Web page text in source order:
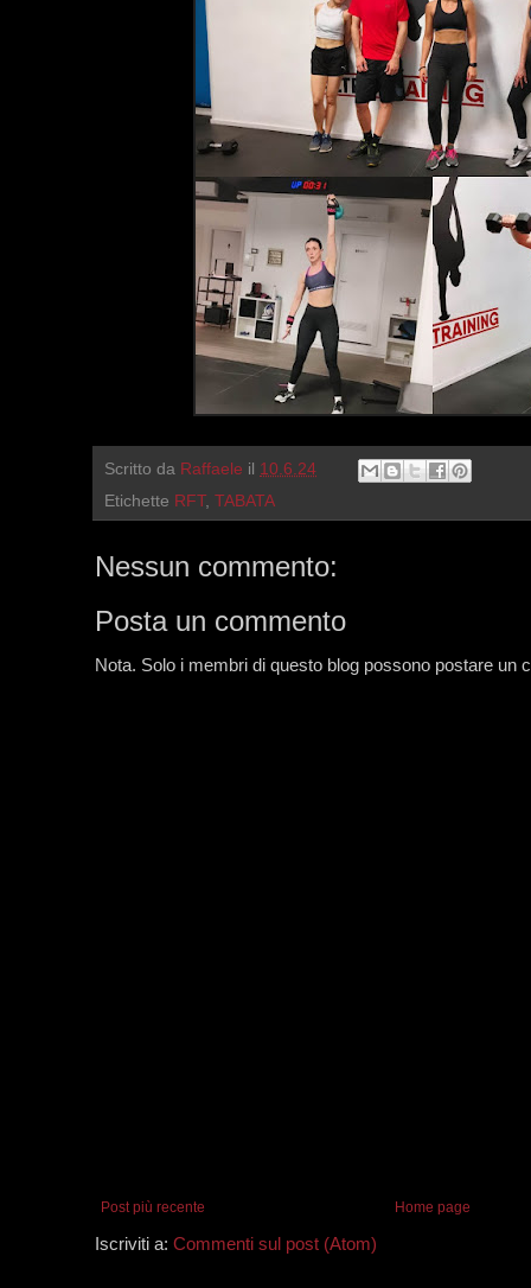
Scritto da Raffaele il 10.6.24
Etichette RFT, TABATA
Nessun commento:
Posta un commento
Nota. Solo i membri di questo blog possono postare un
Post più recente Home page
Iscriviti a: Commenti sul post (Atom)